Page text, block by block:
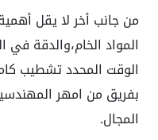
من جانب أخر لا يقل
المواد الخام،والدقة
الوقت المحدد تشطيب
بفريق من امهر
المجال.